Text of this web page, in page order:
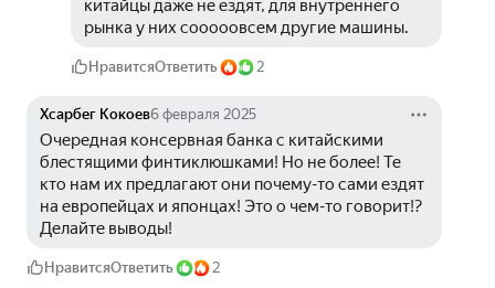
китайцы даже не ездят, для внутреннего
рынка у них сооооовсем другие машины.
НравитсяОтветить 2
Хсарбег Кокоев6 февраля 2025
Очередная консервная банка с китайскими
блестящими финтиклюшками! Но не более! Те
кто нам их предлагают они почему-то сами ездят
на европейцах и японцах! Это о чем-то говорит!?
Делайте выводы!
НравитсяОтветить 2